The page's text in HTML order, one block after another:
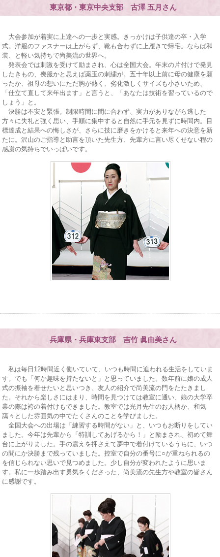
東京都・東京中央支部 古澤 五月さん
大会参加が着実に上達への一歩と実感。きっかけは子供達の卒・入学
式。洋服のファスナーは上がらず、靴も合わずに上履きで帰宅。ならば和
装、と軽い気持ちで尚美流の世界へ。
発表会では刺激を受けて励まされ、心は全国大会。年末の片付けで発見
したきもの、喪服かと思えば薬玉の刺繍が。五十年以上前に母の健康を願
ったか、祖母の想いにただ胸が熱く、劣化激しくサイズも小さいため、
「仕立て直して来年出ます」と言うと、「あなたは技術を習っているので
しょう」と。
決勝は不安と緊張。制限時間に間に合わず、実力がありながら逃した
方々に失礼と強く思い、手順に集中すると自然に手元を見ずに時間内。目
標達成と結果への悔しさが、さらに技に磨きをかけると来年への決意を新
たに。沢山のご指導と助言を頂いた先生方、先輩方に言い尽くせない程の
感謝の気持ちでいっぱいです。
兵庫県・兵庫東支部 吉竹 眞由美さん
私は毎日12時間近く働いていて、いつも時間に追われる生活をしていま
す。でも「何か趣味を持たないと」と思っていました。数年前に娘の成人
式の振袖を着せたいと思いつき、友人の紹介で尚美流の門をたたきまし
た。それから楽しさにはまり、時間を見つけては教室に通い、娘の大学卒
業の際は袴の着付けもできました。教室では光月先生のお人柄か、和気
藹々とした雰囲気の中でたくさんのことを学びました。
全国大会への出場は「練習する時間がない」と、いつもお断りをしてい
ました。今年は先輩から「特訓してあげるから！」と励まされ、初めて舞
台に上がりました。手の震えを押さえて夢中で着付けているうちに、いつ
の間にか決勝まで残っていました。控室で自分の番号に○が重ねられるの
を信じられない思いで見つめました。少し自分が変われたように思いま
す。私に一歩踏み出す勇気をくださった、尚美流の先生方や教室の皆さん
に感謝です。